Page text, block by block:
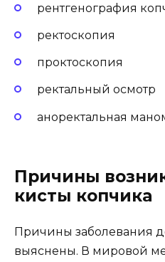
рентгенография
ректоскопия
проктоскопия
ректальный осмотр
аноректальная
Причины
кисты копчика
Причины заболевания
выяснены. В мировой